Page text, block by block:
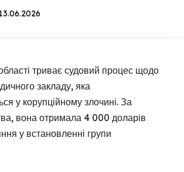
13.06.2026
триває судовий процес щодо
закладу, яка
у корупційному злочині. За
вона отримала 4 000 доларів
у встановленні групи